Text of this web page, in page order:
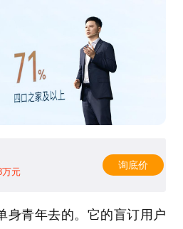
万元
询底价
身青年去的。它的盲订用户